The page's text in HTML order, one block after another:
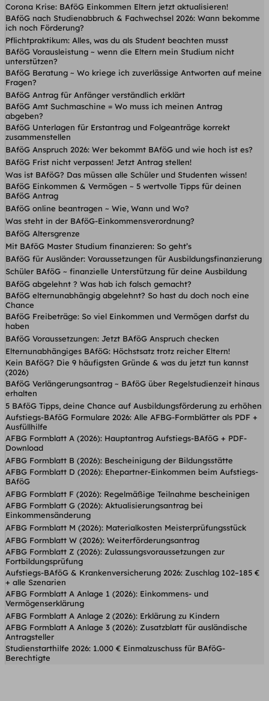
Corona Krise: BAföG Einkommen Eltern jetzt aktualisieren!
BAföG nach Studienabbruch & Fachwechsel 2026: Wann bekomme
ich noch Förderung?
Pflichtpraktikum: Alles, was du als Student beachten musst
BAföG Vorausleistung ~ wenn die Eltern mein Studium nicht
unterstützen?
BAföG Beratung ~ Wo kriege ich zuverlässige Antworten auf meine
Fragen?
BAföG Antrag für Anfänger verständlich erklärt
BAföG Amt Suchmaschine = Wo muss ich meinen Antrag
abgeben?
BAföG Unterlagen für Erstantrag und Folgeanträge korrekt
zusammenstellen
BAföG Anspruch 2026: Wer bekommt BAföG und wie hoch ist es?
BAföG Frist nicht verpassen! Jetzt Antrag stellen!
Was ist BAföG? Das müssen alle Schüler und Studenten wissen!
BAföG Einkommen & Vermögen ~ 5 wertvolle Tipps für deinen
BAföG Antrag
BAföG online beantragen ~ Wie, Wann und Wo?
Was steht in der BAföG-Einkommensverordnung?
BAföG Altersgrenze
Mit BAföG Master Studium finanzieren: So geht’s
BAföG für Ausländer: Voraussetzungen für Ausbildungsfinanzierung
Schüler BAföG ~ finanzielle Unterstützung für deine Ausbildung
BAföG abgelehnt ? Was hab ich falsch gemacht?
BAföG elternunabhängig abgelehnt? So hast du doch noch eine
Chance
BAföG Freibeträge: So viel Einkommen und Vermögen darfst du
haben
BAföG Voraussetzungen: Jetzt BAföG Anspruch checken
Elternunabhängiges BAföG: Höchstsatz trotz reicher Eltern!
Kein BAföG? Die 9 häufigsten Gründe & was du jetzt tun kannst
(2026)
BAföG Verlängerungsantrag ~ BAföG über Regelstudienzeit hinaus
erhalten
5 BAföG Tipps, deine Chance auf Ausbildungsförderung zu erhöhen
Aufstiegs-BAföG Formulare 2026: Alle AFBG-Formblätter als PDF +
Ausfüllhilfe
AFBG Formblatt A (2026): Hauptantrag Aufstiegs-BAföG + PDF-
Download
AFBG Formblatt B (2026): Bescheinigung der Bildungsstätte
AFBG Formblatt D (2026): Ehepartner-Einkommen beim Aufstiegs-
BAföG
AFBG Formblatt F (2026): Regelmäßige Teilnahme bescheinigen
AFBG Formblatt G (2026): Aktualisierungsantrag bei
Einkommensänderung
AFBG Formblatt M (2026): Materialkosten Meisterprüfungsstück
AFBG Formblatt W (2026): Weiterförderungsantrag
AFBG Formblatt Z (2026): Zulassungsvoraussetzungen zur
Fortbildungsprüfung
Aufstiegs-BAföG & Krankenversicherung 2026: Zuschlag 102–185 €
+ alle Szenarien
AFBG Formblatt A Anlage 1 (2026): Einkommens- und
Vermögenserklärung
AFBG Formblatt A Anlage 2 (2026): Erklärung zu Kindern
AFBG Formblatt A Anlage 3 (2026): Zusatzblatt für ausländische
Antragsteller
Studienstarthilfe 2026: 1.000 € Einmalzuschuss für BAföG-
Berechtigte